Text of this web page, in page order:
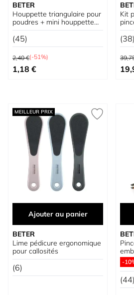
BETER
Houppette triangulaire pour
poudres + mini houppette
offerte
(45)
Prix normal
2,40 €(-51%)
Prix spécial
1,18 €
Kit
(38)
Prix
Prix
MEILLEUR PRIX
Ajouter au panier
BETER
Lime pédicure ergonomique
pour callosités
(6)
-
(44)